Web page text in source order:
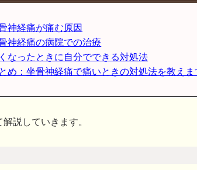
神経痛が痛む原因
神経痛の病院での治療
なったときに自分でできる対処法
め：坐骨神経痛で痛いときの対処法を教えま
解説していきます。